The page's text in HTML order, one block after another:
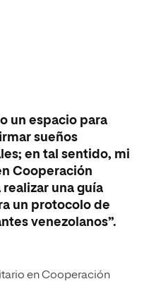
un espacio para
sueños
en tal sentido, mi
Cooperación
una guía
un protocolo de
venezolanos”.
en Cooperación